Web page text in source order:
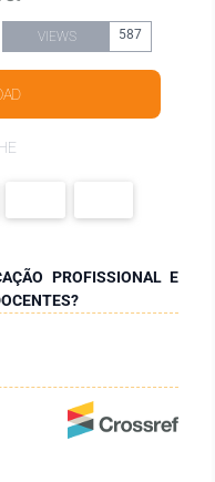
VIEWS 587
PROFISSIONAL E